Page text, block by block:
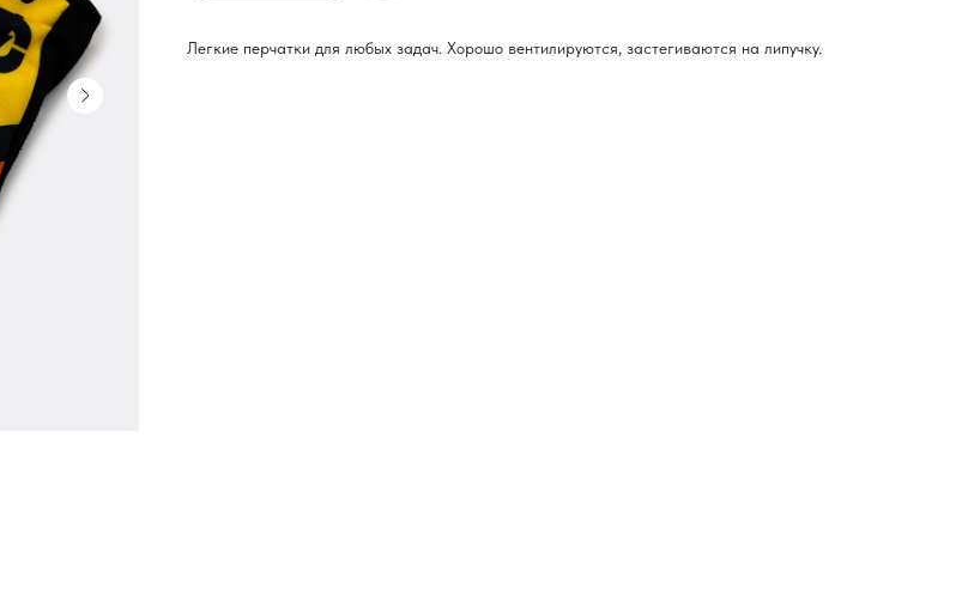
Легкие перчатки для любых задач. Хорошо вентилируются, застегиваются на липучку.